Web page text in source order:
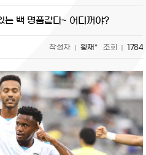
는 백 명품같다~ 어디꺼야?
작성자 황재* 조회 1784